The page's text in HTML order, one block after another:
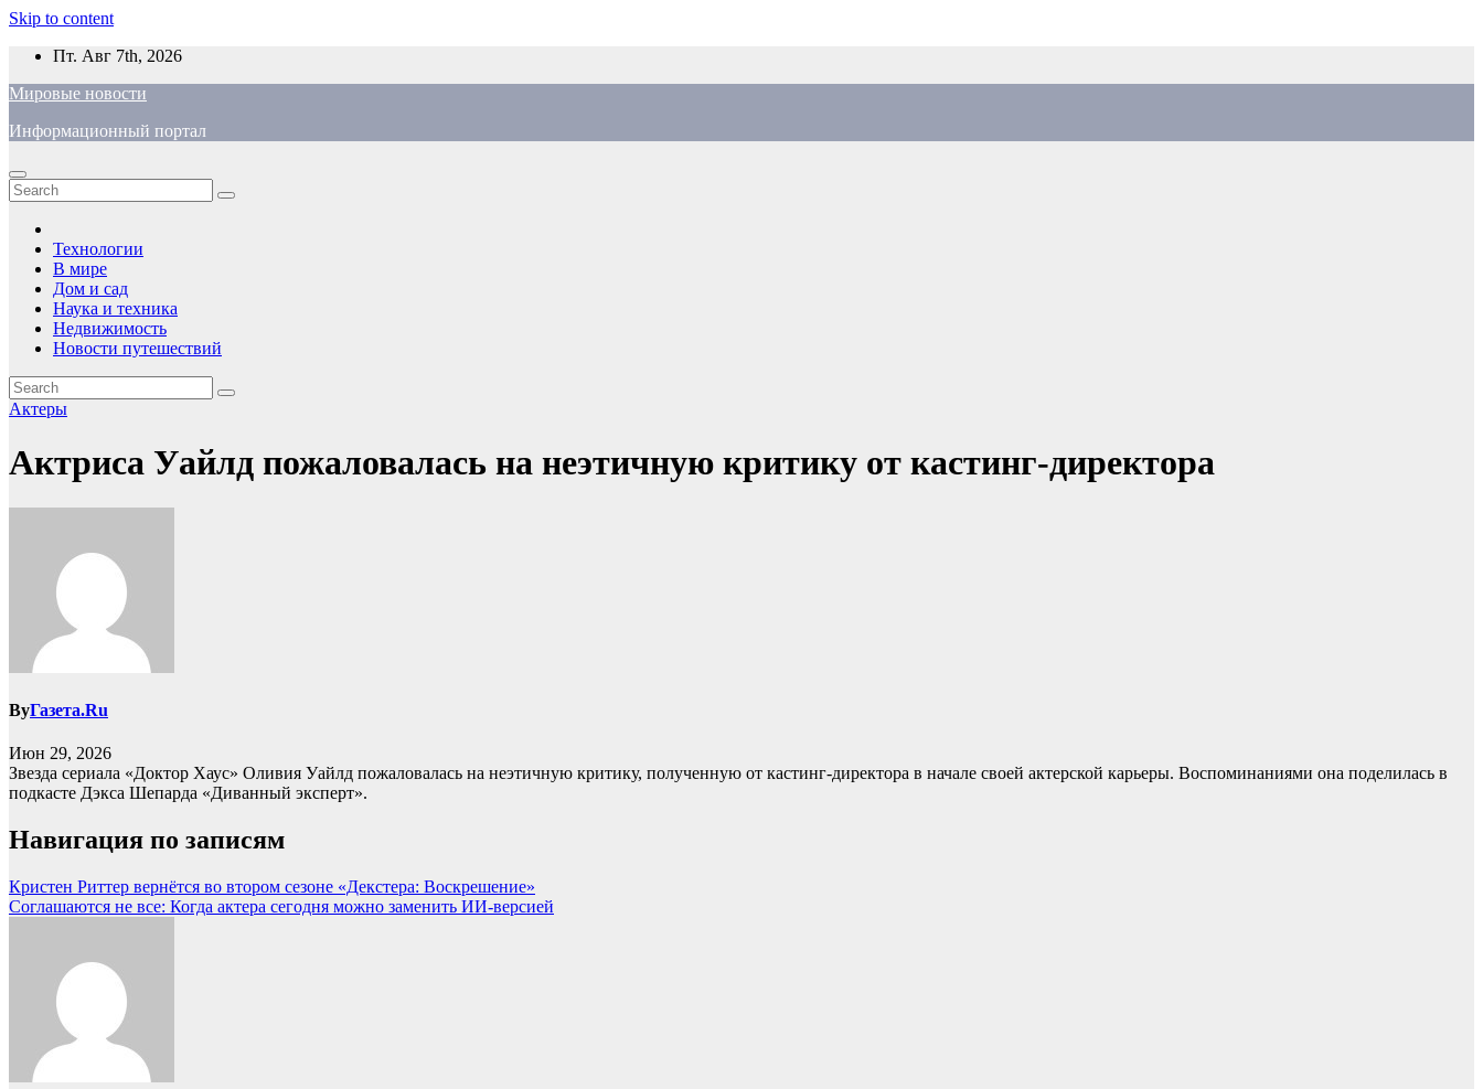
Skip to content
Пт. Авг 7th, 2026
Мировые новости
Информационный портал
Технологии
В мире
Дом и сад
Наука и техника
Недвижимость
Новости путешествий
Актеры
Актриса Уайлд пожаловалась на неэтичную критику от кастинг-директора
ByГазета.Ru
Июн 29, 2026
Звезда сериала «Доктор Хаус» Оливия Уайлд пожаловалась на неэтичную критику, полученную от кастинг-директора в начале своей актерской карьеры. Воспоминаниями она поделилась в
подкасте Дэкса Шепарда «Диванный эксперт».
Навигация по записям
Кристен Риттер вернётся во втором сезоне «Декстера: Воскрешение»
Соглашаются не все: Когда актера сегодня можно заменить ИИ-версией